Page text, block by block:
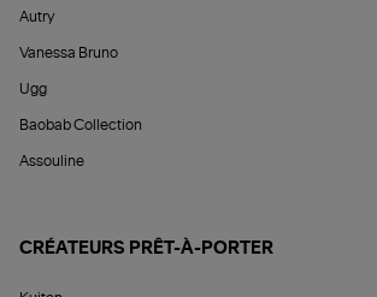
Autry
Vanessa Bruno
Ugg
Baobab Collection
Assouline
CRÉATEURS PRÊT-À-PORTER